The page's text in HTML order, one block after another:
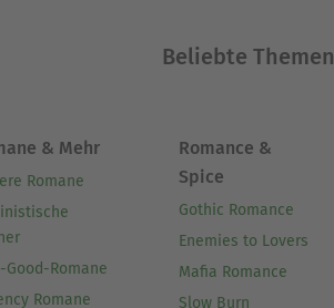
Beliebte Themen
& Mehr
Romane
Good-Romane
Romane
Romance &
Spice
Gothic Romance
Enemies to Lovers
Mafia Romance
Slow Burn